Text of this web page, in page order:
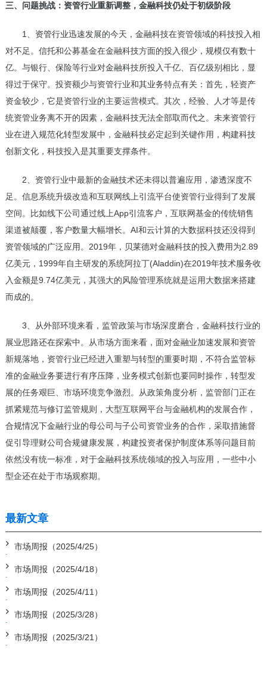
三、问题挑战：资管行业重新调整，金融科技仍处于初级阶段
1、 资管行业迅速发展的今天，金融科技在资管领域的科技投入相
对不足。信托和公募基金在金融科技方面的投入很少，规模仅有数十
亿。与银行、保险等行业对金融科技所投入千亿、百亿级别相比，显
得过于保守。投资额少与资管行业和其业务特点有关：首先，轻资产
资金较少，它是资管行业的主要运营模式。其次，经验、人才等是传
统资管业务离不开的因素，金融科技无法全部取而代之。未来资管行
业在进入规范化转型发展中，金融科技必定起到关键作用，构建科技
创新文化，科技投入是其重要支撑条件。
2、资管行业中最新的金融技术还未得以普遍应用，渗透深度不
足。信息系统升级改造和互联网线上引流平台使资管行业得到了发展
空间。比如线下公司通过线上App引流客户，互联网基金的传统销售
渠道被颠覆，客户数量大幅增长。AI和云计算的大数据科技还没得到
资管领域的广泛应用。2019年，贝莱德对金融科技的投入费用为2.89
亿美元，1999年自主研发的系统阿拉丁(Aladdin)在2019年技术服务收
入金额是9.74亿美元，其强大的风险管理系统就是运用大数据来搭建
而成的。
3、从外部环境来看，监管政策与市场深度磨合，金融科技行业的
展业思路还在探索中。从市场方面来看，面对金融业加速发展和资管
新规落地，资管行业已经进入重塑与转型的重要时期，不符合监管标
准的金融业务要进行有序压降，业务模式创新也要同时操作，转型发
展的任务艰巨、市场环境竞争激烈。从政策角度分析，监管部门正在
抓紧规范与修订监管规则，大型互联网平台与金融机构的发展合作，
合规情况下金融行业的母公司与子公司资管业务的合作，采取措施督
促引导理财公司合规健康发展，构建投资者保护制度体系等问题目前
依然没有统一标准，对于金融科技系统领域的投入与应用，一些中小
型企还在处于市场观察期。
最新文章
市场周报（2025/4/25）
市场周报（2025/4/18）
市场周报（2025/4/11）
市场周报（2025/3/28）
市场周报（2025/3/21）